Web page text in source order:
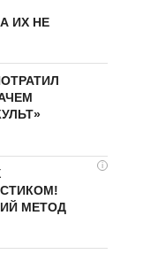
ИХ НЕ
i
МЕТОД